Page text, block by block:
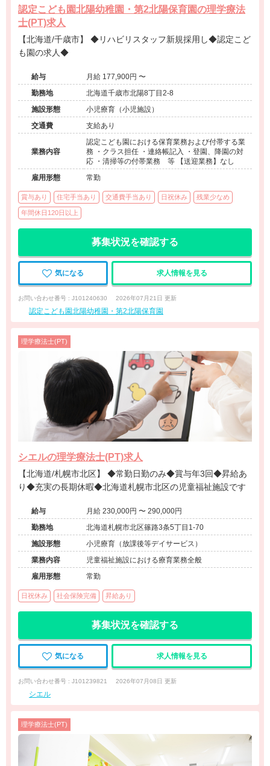
認定こども園北陽幼稚園・第2北陽保育園の理学療法
士(PT)求人
【北海道/千歳市】 ◆リハビリスタッフ新規採用し◆認定こど
も園の求人◆
給与
月給 177,900円 〜
勤務地
北海道千歳市北陽8丁目2-8
施設形態
小児療育（小児施設）
交通費
支給あり
業務内容
認定こども園における保育業務および付帯する業
務 ・クラス担任 ・連絡帳記入 ・登園、降園の対
応 ・清掃等の付帯業務 等 【送迎業務】なし
雇用形態
常勤
賞与あり 住宅手当あり 交通費手当あり 日祝休み 残業少なめ
年間休日120日以上
募集状況を確認する
気になる 求人情報を見る
お問い合わせ番号 : J101240630 2026年07月21日 更新
認定こども園北陽幼稚園・第2北陽保育園
理学療法士(PT)
シエルの理学療法士(PT)求人
【北海道/札幌市北区】 ◆常勤日勤のみ◆賞与年3回◆昇給あ
り◆充実の長期休暇◆北海道札幌市北区の児童福祉施設です
給与
月給 230,000円 〜 290,000円
勤務地
北海道札幌市北区篠路3条5丁目1-70
施設形態
小児療育（放課後等デイサービス）
業務内容
児童福祉施設における療育業務全般
雇用形態
常勤
日祝休み 社会保険完備 昇給あり
募集状況を確認する
気になる 求人情報を見る
お問い合わせ番号 : J101239821 2026年07月08日 更新
シエル
理学療法士(PT)